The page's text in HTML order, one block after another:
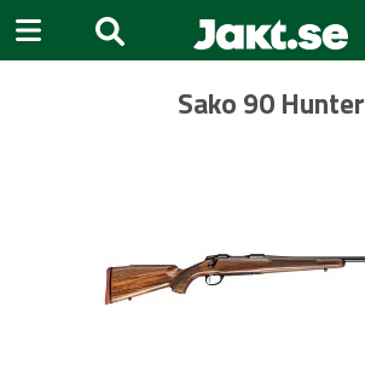
Sako 90 Hunter
Previous